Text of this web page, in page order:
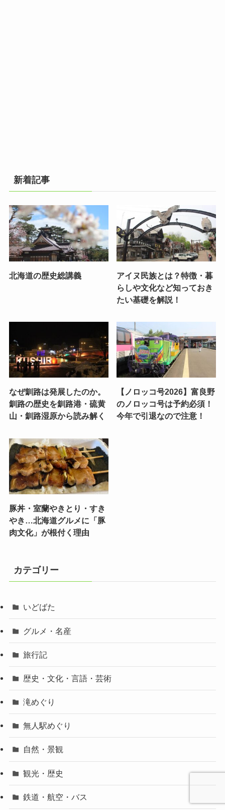
新着記事
北海道の歴史総講義
アイヌ民族とは？特徴・暮
らしや文化など知っておき
たい基礎を解説！
なぜ釧路は発展したのか。
釧路の歴史を釧路港・硫黄
山・釧路湿原から読み解く
【ノロッコ号2026】富良野
のノロッコ号は予約必須！
今年で引退なので注意！
豚丼・室蘭やきとり・すき
やき…北海道グルメに「豚
肉文化」が根付く理由
カテゴリー
いどばた
グルメ・名産
旅行記
歴史・文化・言語・芸術
滝めぐり
無人駅めぐり
自然・景観
観光・歴史
鉄道・航空・バス